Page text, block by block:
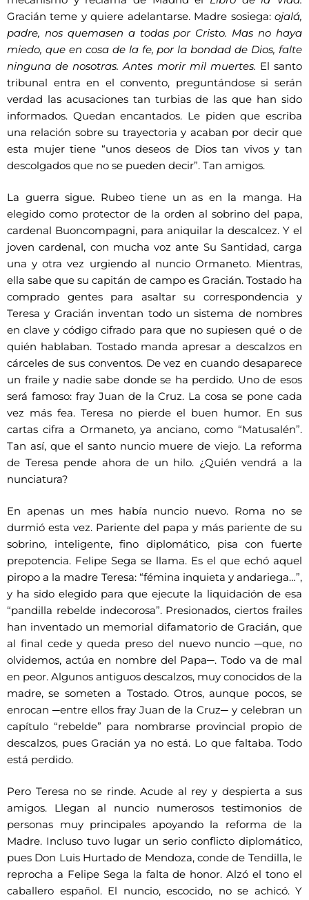
Gracián teme y quiere adelantarse. Madre sosiega: ojalá,
padre, nos quemasen a todas por Cristo. Mas no haya
miedo, que en cosa de la fe, por la bondad de Dios, falte
ninguna de nosotras. Antes morir mil muertes. El santo
tribunal entra en el convento, preguntándose si serán
verdad las acusaciones tan turbias de las que han sido
informados. Quedan encantados. Le piden que escriba
una relación sobre su trayectoria y acaban por decir que
esta mujer tiene “unos deseos de Dios tan vivos y tan
descolgados que no se pueden decir”. Tan amigos.
La guerra sigue. Rubeo tiene un as en la manga. Ha
elegido como protector de la orden al sobrino del papa,
cardenal Buoncompagni, para aniquilar la descalcez. Y el
joven cardenal, con mucha voz ante Su Santidad, carga
una y otra vez urgiendo al nuncio Ormaneto. Mientras,
ella sabe que su capitán de campo es Gracián. Tostado ha
comprado gentes para asaltar su correspondencia y
Teresa y Gracián inventan todo un sistema de nombres
en clave y código cifrado para que no supiesen qué o de
quién hablaban. Tostado manda apresar a descalzos en
cárceles de sus conventos. De vez en cuando desaparece
un fraile y nadie sabe donde se ha perdido. Uno de esos
será famoso: fray Juan de la Cruz. La cosa se pone cada
vez más fea. Teresa no pierde el buen humor. En sus
cartas cifra a Ormaneto, ya anciano, como “Matusalén”.
Tan así, que el santo nuncio muere de viejo. La reforma
de Teresa pende ahora de un hilo. ¿Quién vendrá a la
nunciatura?
En apenas un mes había nuncio nuevo. Roma no se
durmió esta vez. Pariente del papa y más pariente de su
sobrino, inteligente, fino diplomático, pisa con fuerte
prepotencia. Felipe Sega se llama. Es el que echó aquel
piropo a la madre Teresa: “fémina inquieta y andariega…”,
y ha sido elegido para que ejecute la liquidación de esa
“pandilla rebelde indecorosa”. Presionados, ciertos frailes
han inventado un memorial difamatorio de Gracián, que
al final cede y queda preso del nuevo nuncio ─que, no
olvidemos, actúa en nombre del Papa─. Todo va de mal
en peor. Algunos antiguos descalzos, muy conocidos de la
madre, se someten a Tostado. Otros, aunque pocos, se
enrocan ─entre ellos fray Juan de la Cruz─ y celebran un
capítulo “rebelde” para nombrarse provincial propio de
descalzos, pues Gracián ya no está. Lo que faltaba. Todo
está perdido.
Pero Teresa no se rinde. Acude al rey y despierta a sus
amigos. Llegan al nuncio numerosos testimonios de
personas muy principales apoyando la reforma de la
Madre. Incluso tuvo lugar un serio conflicto diplomático,
pues Don Luis Hurtado de Mendoza, conde de Tendilla, le
reprocha a Felipe Sega la falta de honor. Alzó el tono el
caballero español. El nuncio, escocido, no se achicó. Y